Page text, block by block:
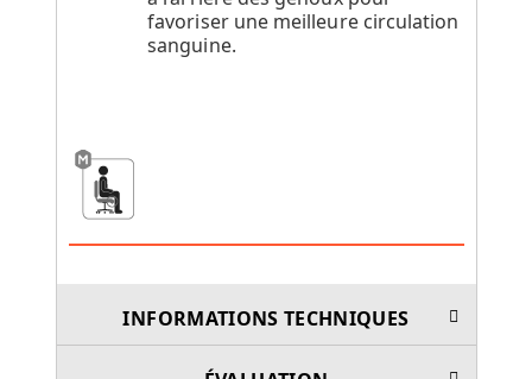
favoriser une meilleure circulation
sanguine.
INFORMATIONS TECHNIQUES